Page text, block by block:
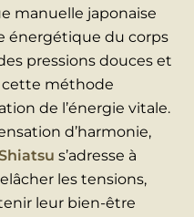
manuelle japonaise
énergétique du corps
pressions douces et
cette méthode
de l’énergie vitale.
d’harmonie,
s’adresse à
les tensions,
leur bien-être